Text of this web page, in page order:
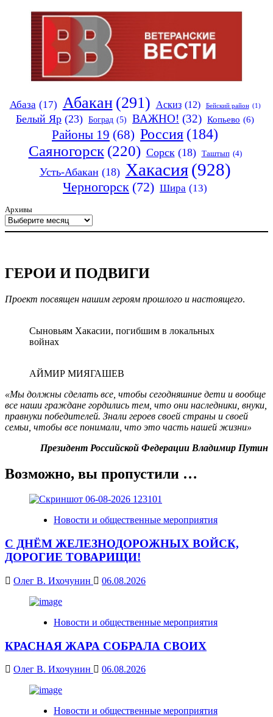
Абаза (17) Абакан (291) Аскиз (12) Бейский район (1)
Белый Яр (23) Боград (5) ВАЖНО! (32) Копьево (6)
Районы 19 (68) Россия (184)
Саяногорск (220) Сорск (18) Таштып (4)
Усть-Абакан (18) Хакасия (928)
Черногорск (72) Шира (13)
Архивы
ГЕРОИ И ПОДВИГИ
Проект посвящен нашим героям прошлого и настоящего.
Сыновьям Хакасии, погибшим в локальных
войнах
АЙМИР МИЯГАШЕВ
«Мы должны сделать все, чтобы сегодняшние дети и вообще
все наши граждане гордились тем, что они наследники, внуки,
правнуки победителей. Знали героев своей страны и своей
семьи, чтобы все понимали, что это часть нашей жизни»
Президент Российской Федерации Владимир Путин
Возможно, вы пропустили …
Новости и общественные мероприятия
С ДНЁМ ЖЕЛЕЗНОДОРОЖНЫХ ВОЙСК,
ДОРОГИЕ ТОВАРИЩИ!
Олег В. Ихочунин 06.08.2026
Новости и общественные мероприятия
КРАСНАЯ ЖАРА СОБРАЛА СВОИХ
Олег В. Ихочунин 06.08.2026
Новости и общественные мероприятия